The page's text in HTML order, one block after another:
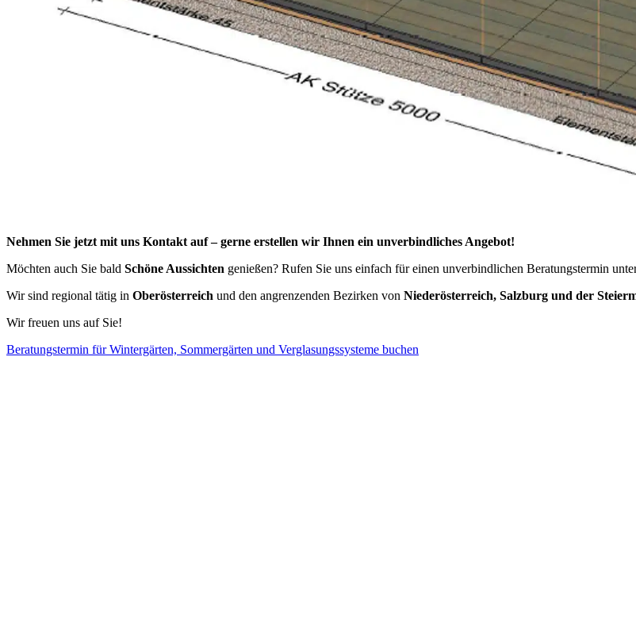
Nehmen Sie jetzt mit uns Kontakt auf – gerne erstellen wir Ihnen ein unverbindliches Angebot!
Möchten auch Sie bald Schöne Aussichten genießen? Rufen Sie uns einfach für einen unverbindlichen Beratungstermin
Wir sind regional tätig in Oberösterreich und den angrenzenden Bezirken von Niederösterreich, Salzburg und der
Wir freuen uns auf Sie!
Beratungstermin für Wintergärten, Sommergärten und Verglasungssysteme buchen